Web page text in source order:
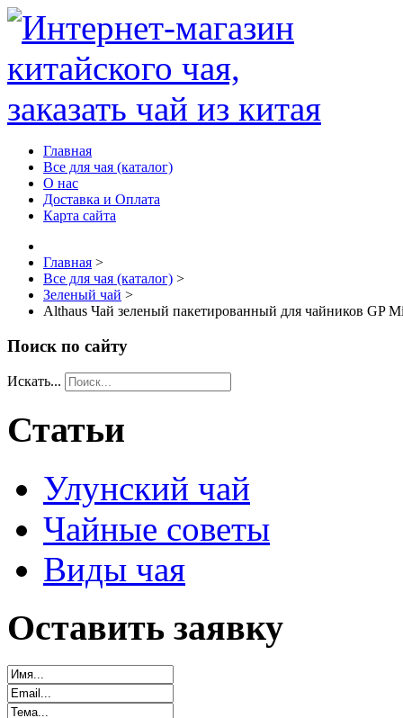
Главная
Все для чая (каталог)
О нас
Доставка и Оплата
Карта сайта
Главная >
Все для чая (каталог) >
Зеленый чай >
Althaus Чай зеленый пакетированный для чайников GP
Поиск по сайту
Искать...
Статьи
Улунский чай
Чайные советы
Виды чая
Оставить заявку